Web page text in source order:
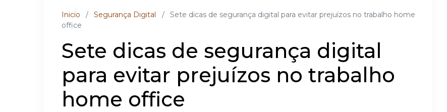
Inicio / Segurança Digital /
Sete dicas de segurança digital para evitar prejuízos no trabalho home
office
Sete dicas de segurança digital
para evitar prejuízos no trabalho
home office